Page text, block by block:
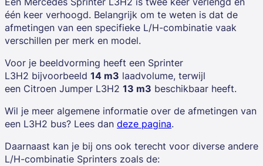
één keer verhoogd. Belangrijk om te weten is dat de
afmetingen van een specifieke L/H-combinatie vaak
verschillen per merk en model.
Voor je beeldvorming heeft een Sprinter
L3H2 bijvoorbeeld 14 m3 laadvolume, terwijl
een Citroen Jumper L3H2 13 m3 beschikbaar heeft.
Wil je meer algemene informatie over de afmetingen van
een L3H2 bus? Lees dan deze pagina.
Daarnaast kan je bij ons ook terecht voor diverse andere
L/H-combinatie Sprinters zoals de: